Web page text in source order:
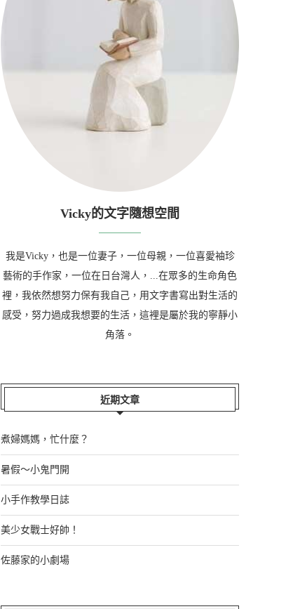
Vicky的文字隨想空間
我是Vicky，也是一位妻子，一位母親，一位喜愛袖珍
藝術的手作家，一位在日台灣人，...在眾多的生命角色
裡，我依然想努力保有我自己，用文字書寫出對生活的
感受，努力過成我想要的生活，這裡是屬於我的寧靜小
角落。
近期文章
煮婦媽媽，忙什麼？
暑假～小鬼門開
小手作教學日誌
美少女戰士好帥！
佐藤家的小劇場